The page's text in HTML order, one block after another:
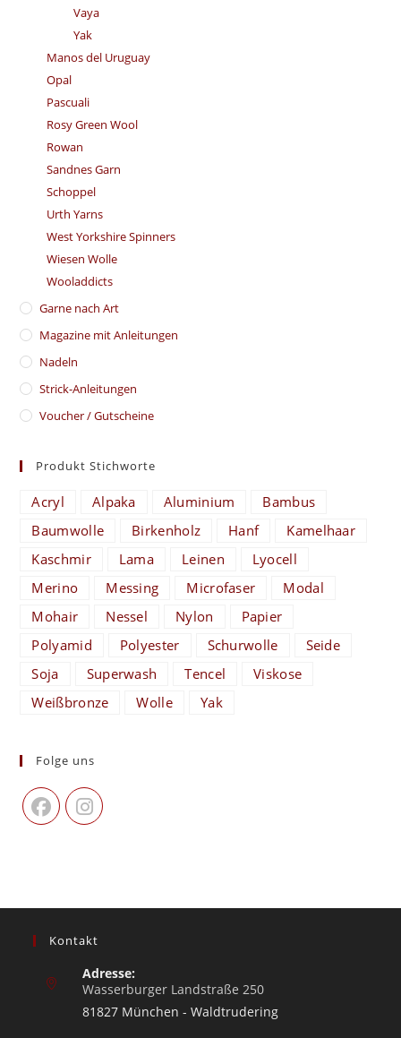
Vaya
Yak
Manos del Uruguay
Opal
Pascuali
Rosy Green Wool
Rowan
Sandnes Garn
Schoppel
Urth Yarns
West Yorkshire Spinners
Wiesen Wolle
Wooladdicts
Garne nach Art
Magazine mit Anleitungen
Nadeln
Strick-Anleitungen
Voucher / Gutscheine
Produkt Stichworte
Acryl Alpaka Aluminium
Bambus
Baumwolle
Birkenholz Hanf
Kamelhaar
Kaschmir
Lama Leinen
Lyocell
Merino
Messing Microfaser
Modal
Mohair
Nessel Nylon
Papier
Polyamid
Polyester Schurwolle
Seide
Soja
Superwash Tencel
Viskose
Weißbronze
Wolle Yak
Folge uns
Kontakt
Adresse:
Wasserburger Landstraße 250
81827 München - Waldtrudering